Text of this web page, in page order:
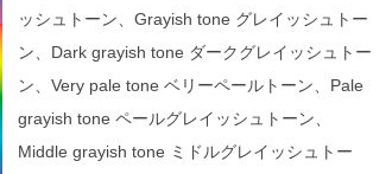
ッシュトーン、Grayish tone グレイッシュトー
ン、Dark grayish tone ダークグレイッシュトー
ン、Very pale tone ベリーペールトーン、Pale
grayish tone ペールグレイッシュトーン、
Middle grayish tone ミドルグレイッシュトー